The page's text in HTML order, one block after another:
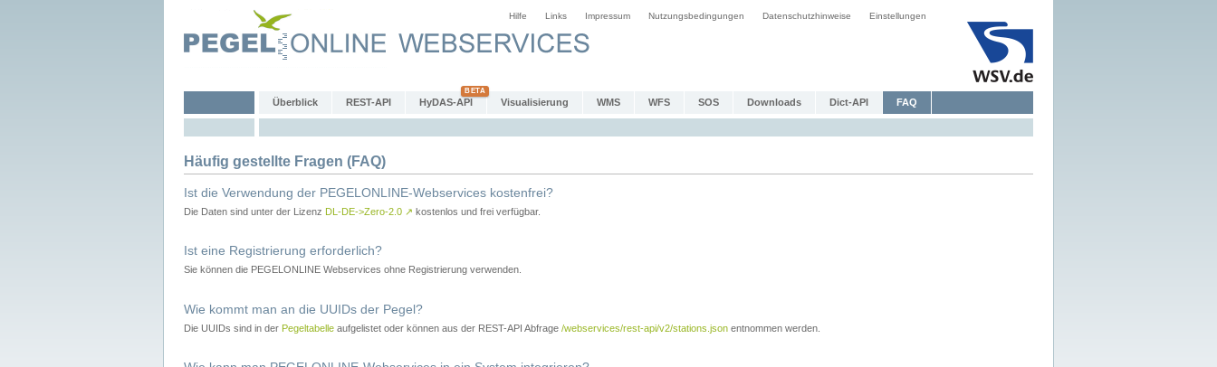
Hilfe Links Impressum Nutzungsbedingungen Datenschutzhinweise Einstellungen
Überblick REST-API HyDAS-API Visualisierung WMS WFS SOS Downloads Dict-API FAQ
Häufig gestellte Fragen (FAQ)
Ist die Verwendung der PEGELONLINE-Webservices kostenfrei?
Die Daten sind unter der Lizenz DL-DE->Zero-2.0 ↗ kostenlos und frei verfügbar.
Ist eine Registrierung erforderlich?
Sie können die PEGELONLINE Webservices ohne Registrierung verwenden.
Wie kommt man an die UUIDs der Pegel?
Die UUIDs sind in der Pegeltabelle aufgelistet oder können aus der REST-API Abfrage /webservices/rest-api/v2/stations.json entnommen werden.